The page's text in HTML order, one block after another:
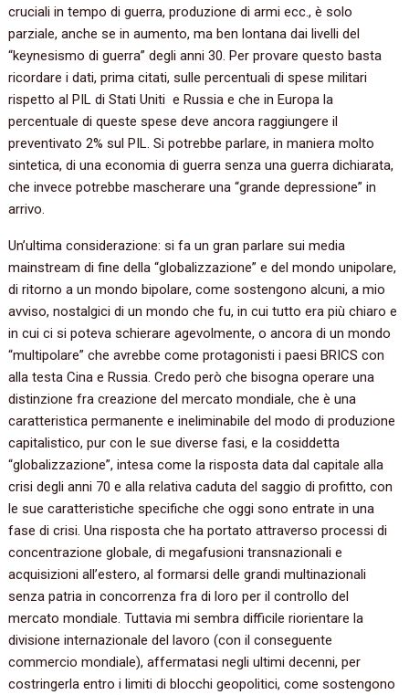
cruciali in tempo di guerra, produzione di armi ecc., è solo
parziale, anche se in aumento, ma ben lontana dai livelli del
“keynesismo di guerra” degli anni 30. Per provare questo basta
ricordare i dati, prima citati, sulle percentuali di spese militari
rispetto al PIL di Stati Uniti e Russia e che in Europa la
percentuale di queste spese deve ancora raggiungere il
preventivato 2% sul PIL. Si potrebbe parlare, in maniera molto
sintetica, di una economia di guerra senza una guerra dichiarata,
che invece potrebbe mascherare una “grande depressione” in
arrivo.
Un’ultima considerazione: si fa un gran parlare sui media
mainstream di fine della “globalizzazione” e del mondo unipolare,
di ritorno a un mondo bipolare, come sostengono alcuni, a mio
avviso, nostalgici di un mondo che fu, in cui tutto era più chiaro e
in cui ci si poteva schierare agevolmente, o ancora di un mondo
“multipolare” che avrebbe come protagonisti i paesi BRICS con
alla testa Cina e Russia. Credo però che bisogna operare una
distinzione fra creazione del mercato mondiale, che è una
caratteristica permanente e ineliminabile del modo di produzione
capitalistico, pur con le sue diverse fasi, e la cosiddetta
“globalizzazione”, intesa come la risposta data dal capitale alla
crisi degli anni 70 e alla relativa caduta del saggio di profitto, con
le sue caratteristiche specifiche che oggi sono entrate in una
fase di crisi. Una risposta che ha portato attraverso processi di
concentrazione globale, di megafusioni transnazionali e
acquisizioni all’estero, al formarsi delle grandi multinazionali
senza patria in concorrenza fra di loro per il controllo del
mercato mondiale. Tuttavia mi sembra difficile riorientare la
divisione internazionale del lavoro (con il conseguente
commercio mondiale), affermatasi negli ultimi decenni, per
costringerla entro i limiti di blocchi geopolitici, come sostengono